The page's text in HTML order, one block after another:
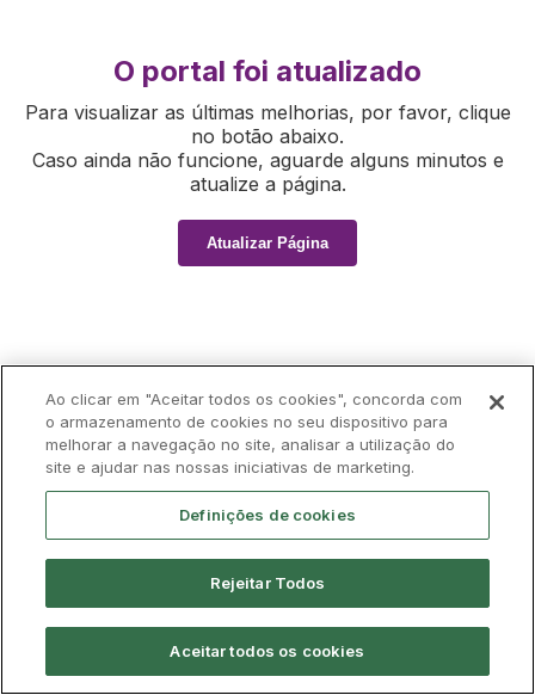
O portal foi atualizado
Para visualizar as últimas melhorias, por favor, clique
no botão abaixo.
Caso ainda não funcione, aguarde alguns minutos e
atualize a página.
Atualizar Página
Ao clicar em "Aceitar todos os cookies", concorda com
o armazenamento de cookies no seu dispositivo para
melhorar a navegação no site, analisar a utilização do
site e ajudar nas nossas iniciativas de marketing.
Definições de cookies
Rejeitar Todos
Aceitar todos os cookies